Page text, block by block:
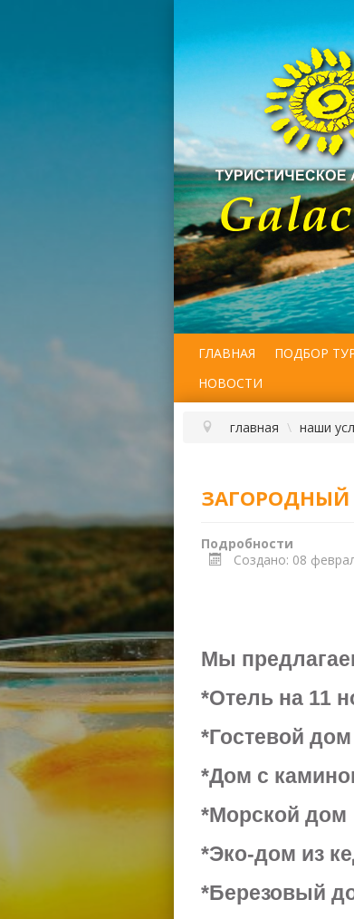
ГЛАВНАЯ ПОДБОР
НОВОСТИ
главная \ наши
ЗАГОРОДНЫЙ
Подробности
Создано: 08
Мы
*Отель на 11
*Гостевой дом
*Дом с
*Морской дом
*Эко-дом из
*Березовый